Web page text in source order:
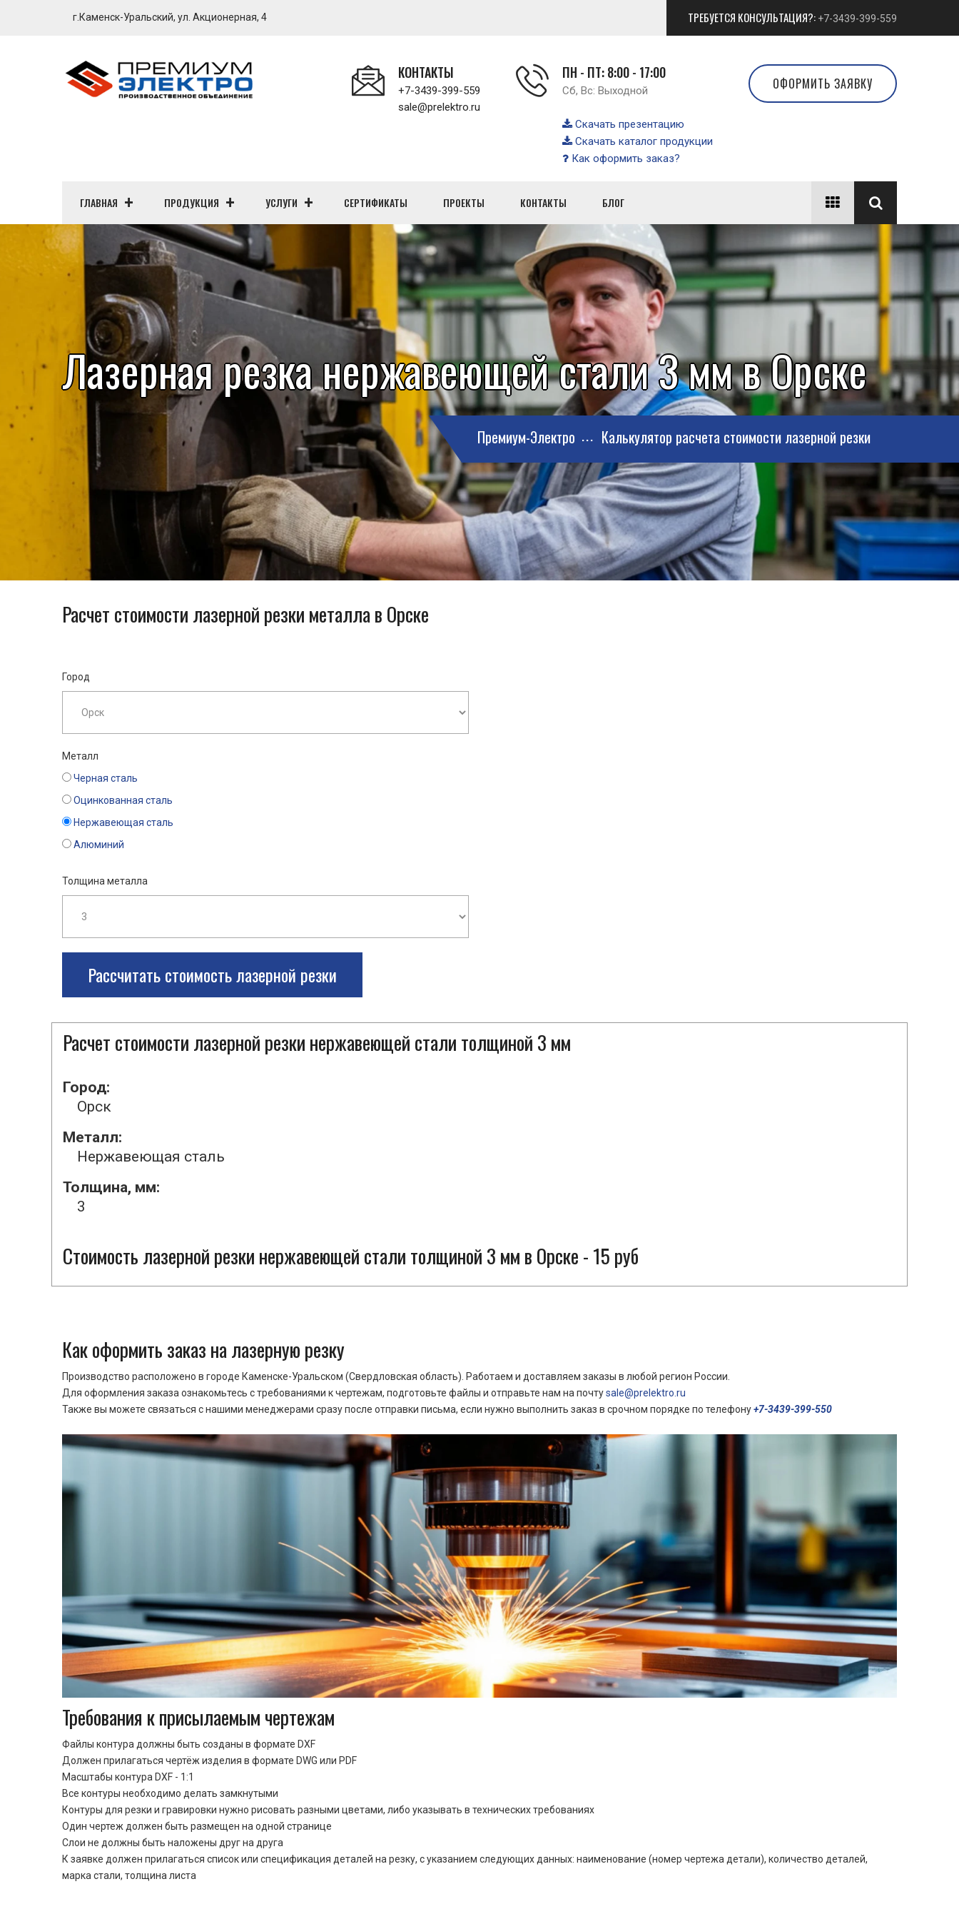
г.Каменск-Уральский, ул. Акционерная, 4 ТРЕБУЕТСЯ КОНСУЛЬТАЦИЯ?: +7-3439-399-559
КОНТАКТЫ
+7-3439-399-559
sale@prelektro.ru
ПН - ПТ: 8:00 - 17:00
Сб, Вс: Выходной
Скачать презентацию
Скачать каталог продукции
Как оформить заказ?
ОФОРМИТЬ ЗАЯВКУ
ГЛАВНАЯ ПРОДУКЦИЯ УСЛУГИ СЕРТИФИКАТЫ ПРОЕКТЫ КОНТАКТЫ БЛОГ
Лазерная резка нержавеющей стали 3 мм в Орске
Премиум-Электро Калькулятор расчета стоимости лазерной резки
Расчет стоимости лазерной резки металла в Орске
Город
Металл
Черная сталь
Оцинкованная сталь
Нержавеющая сталь
Алюминий
Толщина металла
Рассчитать стоимость лазерной резки
Расчет стоимости лазерной резки нержавеющей стали толщиной 3 мм
Город:
Орск
Металл:
Нержавеющая сталь
Толщина, мм:
3
Стоимость лазерной резки нержавеющей стали толщиной 3 мм в Орске - 15 руб
Как оформить заказ на лазерную резку
Производство расположено в городе Каменске-Уральском (Свердловская область). Работаем и доставляем заказы в любой регион России.
Для оформления заказа ознакомьтесь с требованиями к чертежам, подготовьте файлы и отправьте нам на почтуsale@prelektro.ru
Также вы можете связаться с нашими менеджерами сразу после отправки письма, если нужно выполнить заказ в срочном порядке по телефону+7-3439-399-550
Требования к присылаемым чертежам
Файлы контура должны быть созданы в формате DXF
Должен прилагаться чертёж изделия в формате DWG или PDF
Масштабы контура DXF - 1:1
Все контуры необходимо делать замкнутыми
Контуры для резки и гравировки нужно рисовать разными цветами, либо указывать в технических требованиях
Один чертеж должен быть размещен на одной странице
Cлои не должны быть наложены друг на друга
К заявке должен прилагаться список или спецификация деталей на резку, с указанием следующих данных: наименование (номер чертежа детали), количество деталей,
марка стали, толщина листа